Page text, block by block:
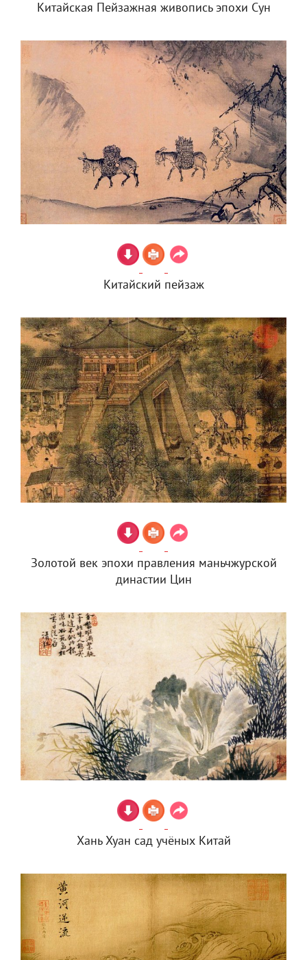
Китайская Пейзажная живопись эпохи Сун
Китайский пейзаж
Золотой век эпохи правления маньчжурской
династии Цин
Хань Хуан сад учёных Китай